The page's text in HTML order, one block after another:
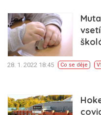
28. 1. 2022 18:45 Co se děje